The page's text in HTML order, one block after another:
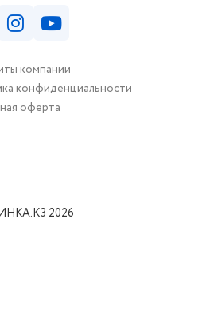
компании
конфиденциальности
оферта
2026